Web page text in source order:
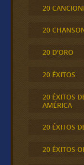
20
20
20 D'ORO
20 ÉXITOS
20 ÉXITOS
AMÉRICA
20 ÉXITOS
20 ÉXITOS